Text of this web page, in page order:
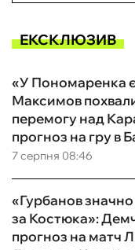
ЕКСКЛЮЗИВ
7 серпня 08:46
«У Пономаренка
Максимов
перемогу над
прогноз на гру в
«Гурбанов
за Костюка»:
прогноз на матч